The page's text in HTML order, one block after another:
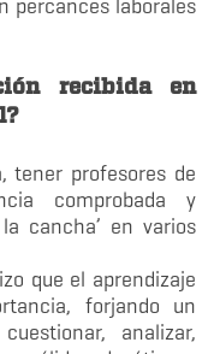
percances laborales
recibida en
tener profesores de
comprobada y
cancha’ en varios
que el aprendizaje
forjando un
analizar,